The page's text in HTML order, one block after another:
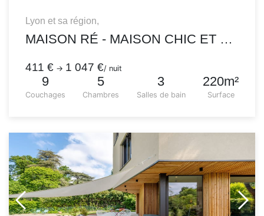
Lyon et sa région,
MAISON RÉ - MAISON CHIC ET DÉCONTRACTÉE AU CALME AVEC PISCINE ET JARDIN
411 €→ 1 047 €/ nuit
9
Couchages
5
Chambres
3
Salles de bain
220m²
Surface